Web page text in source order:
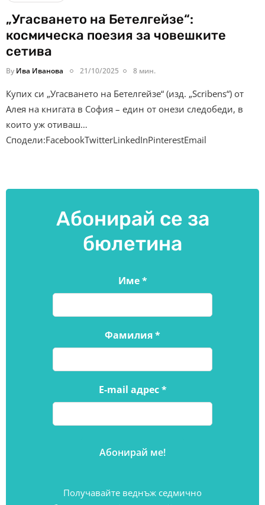
„Угасването на Бетелгейзе“:
космическа поезия за човешките
сетива
By Ива Иванова 21/10/2025 8 мин.
Купих си „Угасването на Бетелгейзе“ (изд. „Scribens“) от
Алея на книгата в София – един от онези следобеди, в
които уж отиваш…
Сподели:FacebookTwitterLinkedInPinterestEmail
Абонирай се за
бюлетина
Име*
Фамилия*
E-mail адрес*
Получавайте веднъж седмично